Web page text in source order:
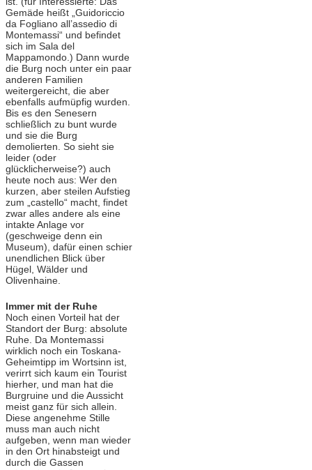
Gemäde heißt „Guidoriccio
da Fogliano all’assedio di
Montemassi“ und befindet
sich im Sala del
Mappamondo.) Dann wurde
die Burg noch unter ein paar
anderen Familien
weitergereicht, die aber
ebenfalls aufmüpfig wurden.
Bis es den Senesern
schließlich zu bunt wurde
und sie die Burg
demolierten. So sieht sie
leider (oder
glücklicherweise?) auch
heute noch aus: Wer den
kurzen, aber steilen Aufstieg
zum „castello“ macht, findet
zwar alles andere als eine
intakte Anlage vor
(geschweige denn ein
Museum), dafür einen schier
unendlichen Blick über
Hügel, Wälder und
Olivenhaine.
Immer mit der Ruhe
Noch einen Vorteil hat der
Standort der Burg: absolute
Ruhe. Da Montemassi
wirklich noch ein Toskana-
Geheimtipp im Wortsinn ist,
verirrt sich kaum ein Tourist
hierher, und man hat die
Burgruine und die Aussicht
meist ganz für sich allein.
Diese angenehme Stille
muss man auch nicht
aufgeben, wenn man wieder
in den Ort hinabsteigt und
durch die Gassen